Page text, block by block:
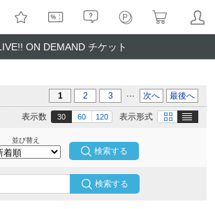
ON DEMAND チケット
1 2 3 ... 次へ 最後へ
表示形式 画像
表示数 30 60 120
並び替え
検索する